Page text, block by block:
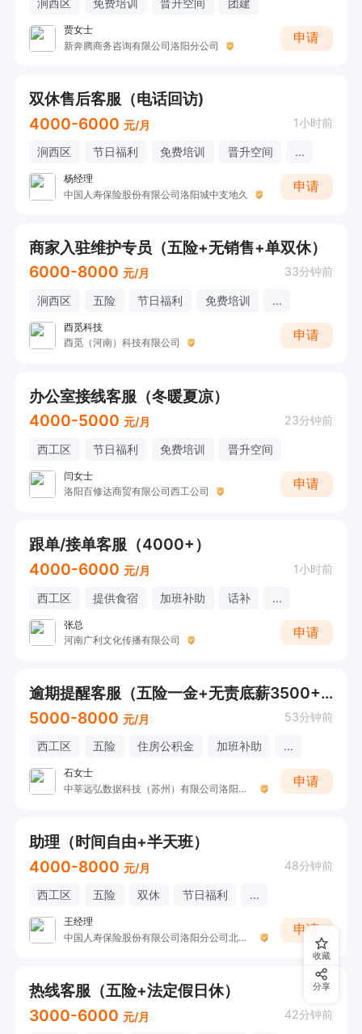
涧西区 免费培训 晋升空间 团建
贾女士
新奔腾商务咨询有限公司洛阳分公司
申请
双休售后客服（电话回访)
4000-6000 元/月 1小时前
涧西区 节日福利 免费培训 晋升空间 ...
杨经理
中国人寿保险股份有限公司洛阳城中支地久
申请
商家入驻维护专员（五险+无销售+单双休）
6000-8000 元/月 33分钟前
涧西区 五险 节日福利 免费培训 ...
酉觅科技
酉觅（河南）科技有限公司
申请
办公室接线客服（冬暖夏凉）
4000-5000 元/月 23分钟前
西工区 节日福利 免费培训 晋升空间
闫女士
洛阳百修达商贸有限公司西工公司
申请
跟单/接单客服（4000+）
4000-6000 元/月 1小时前
西工区 提供食宿 加班补助 话补 ...
张总
河南广利文化传播有限公司
申请
逾期提醒客服（五险一金+无责底薪3500+提成）有经验
5000-8000 元/月 53分钟前
西工区 五险 住房公积金 加班补助 ...
石女士
中莘远弘数据科技（苏州）有限公司洛阳分公司
申请
助理（时间自由+半天班）
4000-8000 元/月 48分钟前
西工区 五险 双休 节日福利 ...
王经理
中国人寿保险股份有限公司洛阳分公司北区营销服务部非凡职场
申请
热线客服（五险+法定假日休）
3000-6000 元/月 42分钟前
收藏
分享